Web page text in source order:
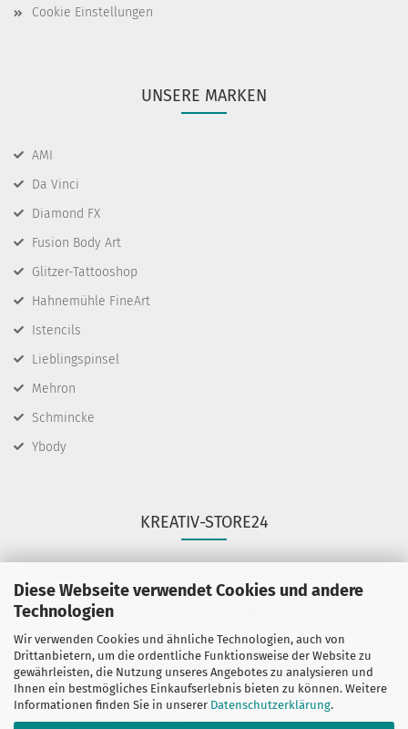
Diese Webseite verwendet Cookies und andere
Technologien
Wir verwenden Cookies und ähnliche Technologien, auch von
Drittanbietern, um die ordentliche Funktionsweise der Website zu
gewährleisten, die Nutzung unseres Angebotes zu analysieren und
Ihnen ein bestmögliches Einkaufserlebnis bieten zu können. Weitere
Informationen finden Sie in unserer Datenschutzerklärung.
Cookie Einstellungen
UNSERE MARKEN
AMI
Da Vinci
Diamond FX
Fusion Body Art
Glitzer-Tattooshop
Hahnemühle FineArt
Istencils
Lieblingspinsel
Mehron
Schmincke
Ybody
KREATIV-STORE24
Wir führen Schminkfarben von Diamond FX, Fusion
BodyArt & Mehron sowie Künstlermaterial.
Sie haben Fragen?
telefonisch:
06132-7389580
oder per mail unter:
mail@kreativ-store24.de